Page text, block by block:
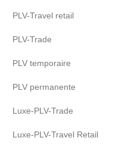
PLV-Travel retail
PLV-Trade
PLV temporaire
PLV permanente
Luxe-PLV-Trade
Luxe-PLV-Travel Retail